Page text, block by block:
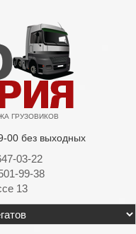
ГРУЗОВИКОВ
00 без выходных
03-22
99-38
13